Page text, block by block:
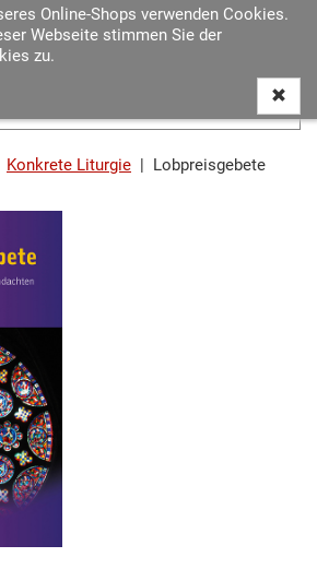
Online-Shops verwenden Cookies.
Webseite stimmen Sie der
zu.
Konkrete Liturgie | Lobpreisgebete